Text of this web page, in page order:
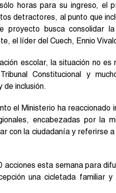
horas para su ingreso, el
detractores, al punto que
proyecto busca consolidar
el líder del Cuech, Ennio
escolar, la situación no es
Constitucional y
de inclusión.
el Ministerio ha reaccionado
encabezadas por la
con la ciudadanía y referirse
acciones esta semana para
una cicletada familiar